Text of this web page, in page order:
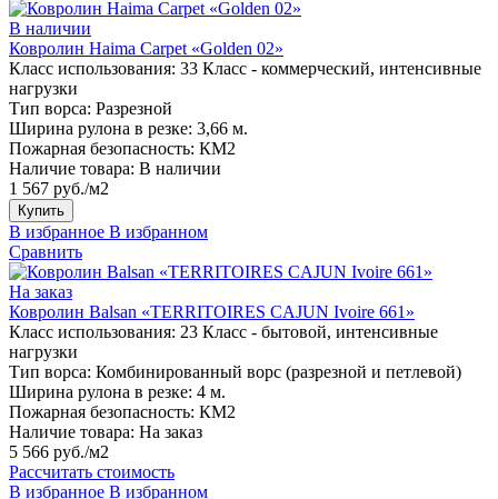
В наличии
Ковролин Haima Carpet «Golden 02»
Класс использования: 33 Класс - коммерческий, интенсивные
нагрузки
Тип ворса: Разрезной
Ширина рулона в резке: 3,66 м.
Пожарная безопасность: КМ2
Наличие товара: В наличии
1 567 руб./м2
Купить
В избранное В избранном
Сравнить
На заказ
Ковролин Balsan «TERRITOIRES CAJUN Ivoire 661»
Класс использования: 23 Класс - бытовой, интенсивные
нагрузки
Тип ворса: Комбинированный ворс (разрезной и петлевой)
Ширина рулона в резке: 4 м.
Пожарная безопасность: КМ2
Наличие товара: На заказ
5 566 руб./м2
Рассчитать стоимость
В избранное В избранном